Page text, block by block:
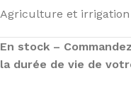
Agriculture et irrigation
En stock –
la durée de vie de